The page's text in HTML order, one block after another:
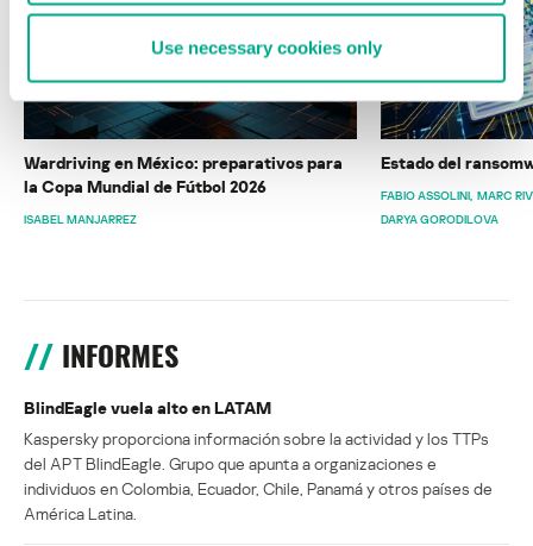
Use necessary cookies only
Wardriving en México: preparativos para
la Copa Mundial de Fútbol 2026
ISABEL MANJARREZ
Estado del
FABIO ASSOLINI MARC
DARYA GORODILOVA
INFORMES
BlindEagle vuela alto en LATAM
Kaspersky proporciona información sobre la actividad y los TTPs
del APT BlindEagle. Grupo que apunta a organizaciones e
individuos en Colombia, Ecuador, Chile, Panamá y otros países de
América Latina.